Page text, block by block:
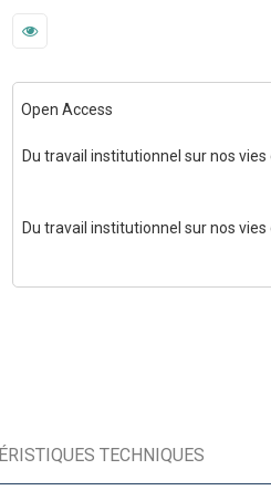
Open Access
Du travail institutionnel sur nos
Du travail institutionnel sur nos
TECHNIQUES